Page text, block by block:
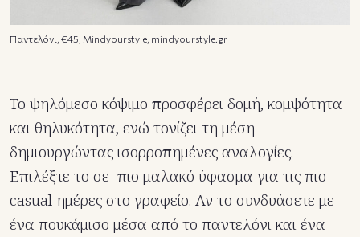
Παντελόνι, €45, Mindyourstyle, mindyourstyle.gr
Το ψηλόμεσο κόψιμο προσφέρει δομή, κομψότητα
και θηλυκότητα, ενώ τονίζει τη μέση
δημιουργώντας ισορροπημένες αναλογίες.
Επιλέξτε το σε πιο μαλακό ύφασμα για τις πιο
casual ημέρες στο γραφείο. Αν το συνδυάσετε με
ένα πουκάμισο μέσα από το παντελόνι και ένα